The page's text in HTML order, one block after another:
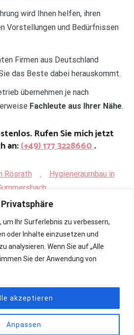
um Ihr Surferlebnis zu verbessern,
oder Inhalte einzusetzen und
analysieren. Wenn Sie auf „Alle
Sie der Anwendung von
Anpassen
akzeptieren
wird Ihnen helfen, ihren
Vorstellungen und Bedürfnissen
Firmen aus Deutschland
das Beste dabei herauskommt.
übernehmen je nach
Fachleute aus Ihrer Nähe.
Rufen Sie mich jetzt
an:(+49) 177 3228660.
Rösrath .
Hygieneraumbau in
Bau und Sanierung ihrer